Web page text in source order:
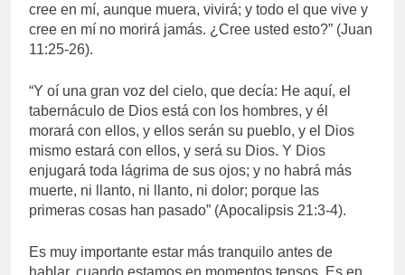
cree en mí, aunque muera, vivirá; y todo el que vive y
cree en mí no morirá jamás. ¿Cree usted esto?” (Juan
11:25-26).
“Y oí una gran voz del cielo, que decía: He aquí, el
tabernáculo de Dios está con los hombres, y él
morará con ellos, y ellos serán su pueblo, y el Dios
mismo estará con ellos, y será su Dios. Y Dios
enjugará toda lágrima de sus ojos; y no habrá más
muerte, ni llanto, ni llanto, ni dolor; porque las
primeras cosas han pasado” (Apocalipsis 21:3-4).
Es muy importante estar más tranquilo antes de
hablar, cuando estamos en momentos tensos. Es en